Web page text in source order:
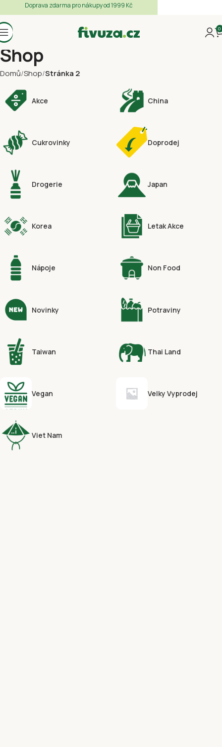
0
Shop
Domů Shop Stránka 2
Akce China
Cukrovinky Doprodej
Drogerie Japan
Korea Letak Akce
Nápoje Non Food
Novinky Potraviny
Taiwan Thai Land
Vegan Velky Vyprodej
Viet Nam
Doprava zdarma pro nákupy od 1999 Kč